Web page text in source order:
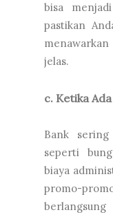
bisa
pastikan
jelas.
c. Ketika
Bank
seperti
biaya
promo-